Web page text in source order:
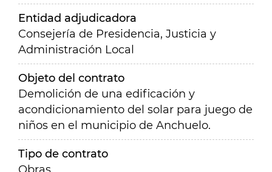
Entidad adjudicadora
Consejería de Presidencia, Justicia y
Administración Local
Objeto del contrato
Demolición de una edificación y
acondicionamiento del solar para juego de
niños en el municipio de Anchuelo.
Tipo de contrato